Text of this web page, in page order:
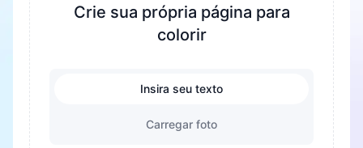
Crie sua própria página para
colorir
Insira seu texto
Carregar foto